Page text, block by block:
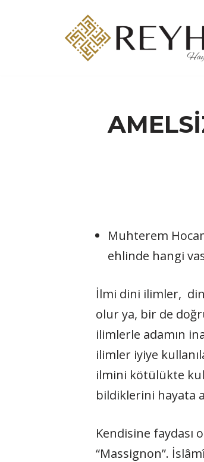
Muhterem
ehlinde hangi
İlmi dini ilimler,
olur ya, bir de
ilimlerle adamın
ilimler iyiye
ilmini kötülükte
bildiklerini hayata
Kendisine faydası
“Massignon”.